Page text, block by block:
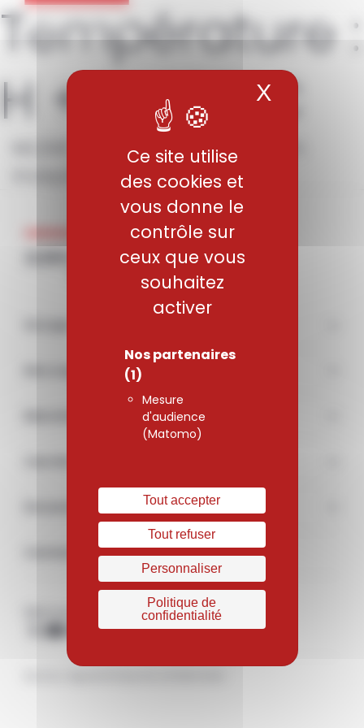
Panneau de gestion des cookies
Ce site utilise
des cookies et
vous donne le
contrôle sur
ceux que vous
souhaitez
activer
Nos partenaires
(1)
Mesure
d'audience
(Matomo)
Tout accepter
Tout refuser
Personnaliser
Politique de
confidentialité
X
Température :
H + V 495°C
ML340 – Aciers maraging non
inoxydables
Nos engagements
Documentations & médias
Retrouvez-nous sur les réseaux sociaux
Youtube
Linkedin